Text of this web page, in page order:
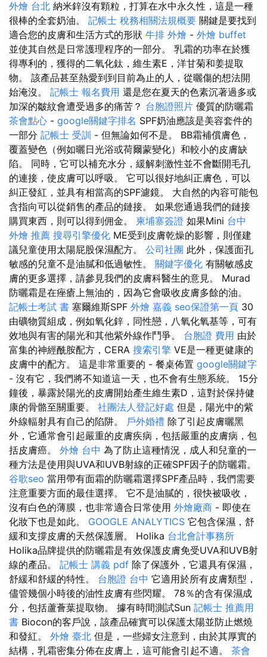
外燴 台北 納米鋅沒有顆粒，打算在水中永久性，這是一種
很棒的全套奶油。 記帳士 稅務相關法規概要 關鍵是要找到
適合您的皮膚和生活方式的形狀 牛排 外燴 - 外燴 buffet
並使其自然是日常護理程序的一部分。 乳霜的功率在於獲
得專利的，獲得的二氧化鈦，維生素E，洋甘菊和姜提取
物。 該產品甚至熱愛到到目前為止的人，從曬傷的想法開
始淹沒。 記帳士 報名費用 還是您在夏天的色素沉著過多或
加深的皺紋會遭受過多的痛苦？ 台胞證照片 優質的防曬霜
茶會點心 - google關鍵字排名 SPF奶油應該是美容套件的
一部分 記帳士 受訓 - 但無論如何不是。 BB霜補償膚色，
覆蓋變色（例如曬日光浴或荷爾蒙變化）和較小的皮膚缺
陷。 同時，它可以補充水分，緩解刺激性並不會斷開毛孔
的連接，使皮膚可以呼吸。 它可以很好地糾正膚色，可以
糾正發紅，並具有相當高的SPF濾鏡。 大自然的內容可能包
含指向可以從銷售的產品的鏈接。 如果您通過我們的鏈接
購買東西，則可以得到佣金。 柬埔寨簽證 如果Mini 台中
外燴 推薦 搜尋引擎優化 ME受到皮膚乾燥的影響，則僅建
議兒童使用太陽屁股保濕配方。 公司社團 此外，保護面孔
敏感的兒童不是油膩和低過敏性。 關鍵字優化 有關敏感皮
膚的更多選擇，請參見我們的皮膚科醫生的意見。 Murad
防曬霜是在痤瘡上無油的，因為它會吸收皮膚多餘的油。
記帳士考試 書 塞爾維斯SPF 外燴 嘉義 seo保證第一頁 30
由礦物質組成，例如氧化鋅，同性戀，八氧化氧基等，可有
效地與有害的陽光和其他紫外線作鬥爭。 台胞證 費用 由於
富集的神經酰胺配方，CERA 搜索引擎 VE是一種更健康的
皮膚中的配方。 這是非常重要的 - 餐桌佈置 google關鍵字
- 沒有它，我們將不知道這一天，也不會有生態系統。 15分
鐘後，暴露於陽光的皮膚開始產生維生素D，這對於保持健
康的骨骼至關重要。 社團法人登記好處 但是，陽光中的紫
外線輻射具有自己的陷阱。 戶外婚禮 除了引起皮膚曬黑
外，它通常會引起嚴重的皮膚疾病，包括嚴重的皮膚病，包
括皮膚癌。 外燴 台中 為了防止這種情況，成人和兒童的一
種方法是使用與UVA和UVB射線的正確SPF因子的防曬霜。
谷歌seo 當用帶有面霜的防曬霜選擇SPF產品時，我們需要
注意重要方面的最佳選擇。 它不是油膩的，很快被吸收，
沒有白色的薄膜，也非常適合日常使用 外燴廠商 - 即使在
化妝下也是如此。 GOOGLE ANALYTICS 它包含保濕，舒
緩和支撐皮膚的天然保護層。 Holika 台北會計事務所
Holika品牌提供的防曬霜是有效保護皮膚免受UVA和UVB射
線的產品。 記帳士 講義 pdf 除了保護外，它還具有保濕，
舒緩和舒緩的特性。 台胞證 台中 它適用於所有皮膚類型，
儘管幾個小時後的油性皮膚有些閃耀。 78％的含有保濕成
分，包括蘆薈葉提取物。 據有時間測試Sun 記帳士 推薦用
書 Biocon的客戶說，該產品確實可以保護太陽並防止燃燒
和發紅。 外燴 臺北 但是，一些婦女注意到，由於其厚實的
結構，乳霜密集分佈在皮膚上，這可能會引起不適。 茶會